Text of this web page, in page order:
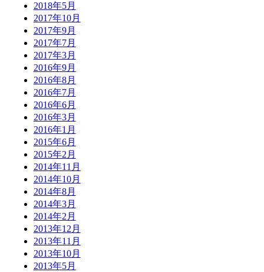
2018年5月
2017年10月
2017年9月
2017年7月
2017年3月
2016年9月
2016年8月
2016年7月
2016年6月
2016年3月
2016年1月
2015年6月
2015年2月
2014年11月
2014年10月
2014年8月
2014年3月
2014年2月
2013年12月
2013年11月
2013年10月
2013年5月